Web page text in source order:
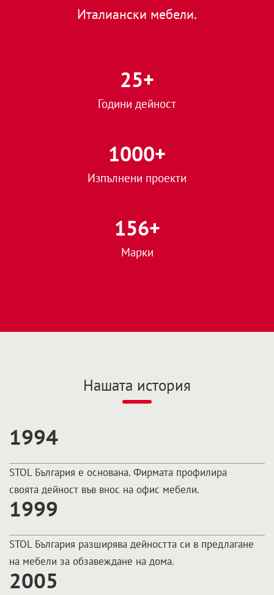
Италиански мебели.
25+
Години дейност
1000+
Изпълнени проекти
156+
Марки
Нашата история
1994
STOL България е основана. Фирмата профилира
своята дейност във внос на офис мебели.
1999
STOL България разширява дейността си в предлагане
на мебели за обзавеждане на дома.
2005